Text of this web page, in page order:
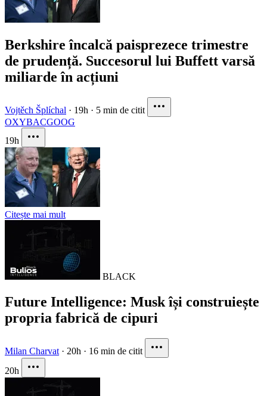
Berkshire încalcă paisprezece trimestre
de prudență. Succesorul lui Buffett varsă
miliarde în acțiuni
Vojtěch Šplíchal · 19h · 5 min de citit
OXYBACGOOG
19h
Citește mai mult
BLACK
Future Intelligence: Musk își construiește
propria fabrică de cipuri
Milan Charvat · 20h · 16 min de citit
20h